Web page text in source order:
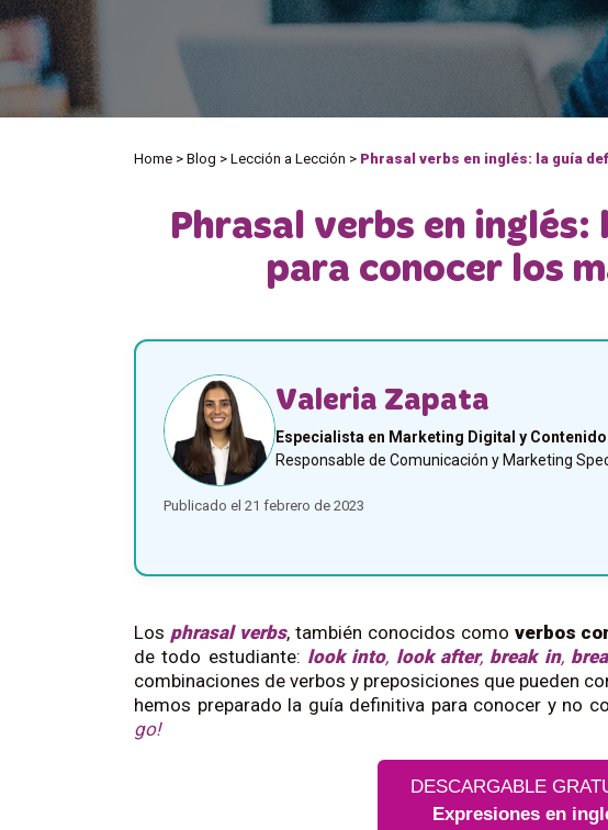
Home > Blog > Lección a Lección > Phrasal verbs en inglés: la guía
Phrasal verbs en
para conocer los
Valeria Zapata
Especialista en Marketing Digital y
Responsable de Comunicación y Marketing
Publicado el 21 febrero de 2023
Los phrasal verbs, también conocidos como verbos
de todo estudiante: look into, look after, break in,
combinaciones de verbos y preposiciones que pueden
hemos preparado la guía definitiva para conocer y no
go!
DESCARGABLE
Expresiones en